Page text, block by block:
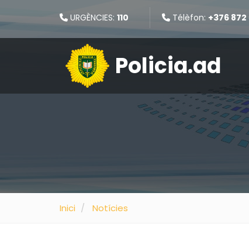
URGÈNCIES: 110 Télèfon: +376
Policia.ad
Inici Notícies